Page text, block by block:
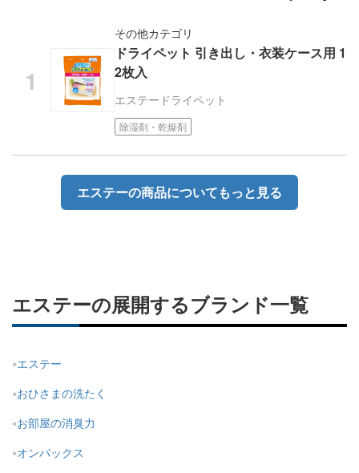
その他カテゴリ
ドライペット 引き出し・衣装ケース用 1
2枚入
エステー ドライペット
除湿剤・乾燥剤
エステーの商品についてもっと見る
エステーの展開するブランド一覧
エステー
おひさまの洗たく
お部屋の消臭力
オンバックス